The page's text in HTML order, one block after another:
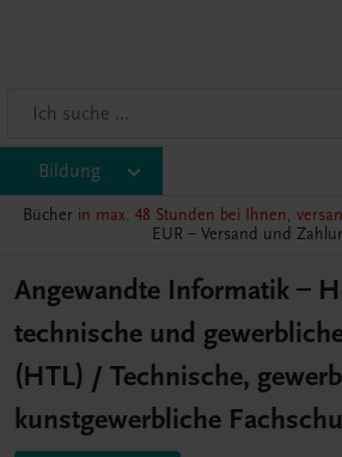
Bildung
Bücher in max. 48 Stunden bei Ihnen,
EUR – Versand und
Angewandte Informatik –
technische und
(HTL) / Technische,
kunstgewerbliche